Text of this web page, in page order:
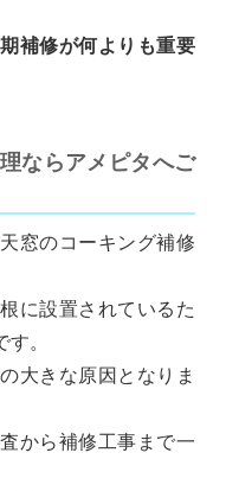
補修が何よりも重要
ならアメピタへご
窓のコーキング補修
に設置されているた
。
大きな原因となりま
から補修工事まで一